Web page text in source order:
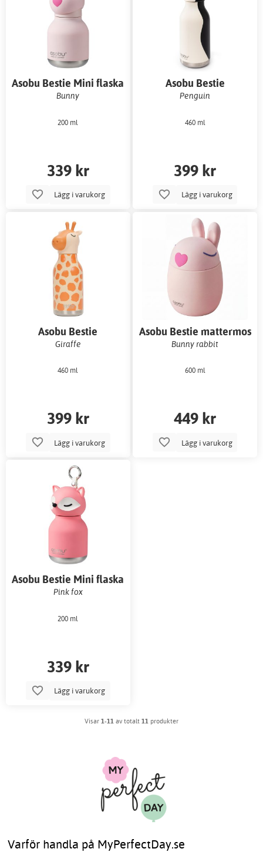
Asobu Bestie Mini flaska
Bunny
200 ml
339 kr
Lägg i varukorg
Asobu Bestie
vattenflaska
Penguin
460 ml
399 kr
Lägg i varukorg
Asobu Bestie
vattenflaska
Giraffe
460 ml
399 kr
Lägg i varukorg
Asobu Bestie mattermos
Bunny rabbit
600 ml
449 kr
Lägg i varukorg
Asobu Bestie Mini flaska
Pink fox
200 ml
339 kr
Lägg i varukorg
Visar 1-11 av totalt 11 produkter
Varför handla på MyPerfectDay.se